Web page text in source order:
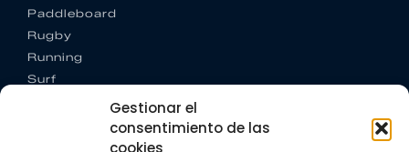
Gestionar el
consentimiento de las
cookies
Paddleboard
Rugby
Running
Surf
Trail running